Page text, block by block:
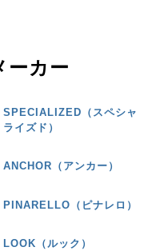
ーカー
SPECIALIZED（スペシャ
ライズド）
ANCHOR（アンカー）
PINARELLO（ピナレロ）
LOOK（ルック）